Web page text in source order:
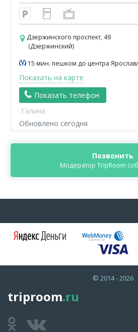
Дзержинского проспект, 49
(Дзержинский)
15 мин. пешком до центра
Показать на карте
Показать телефон
Галина
Обновлено сегодня
Позвонить
Модератор TripRoom
© 2014 - 2026
triproom.ru